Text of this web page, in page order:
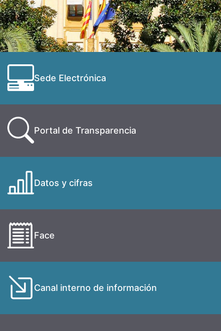
Sede Electrónica
Portal de Transparencia
Datos y cifras
Face
Canal interno de información